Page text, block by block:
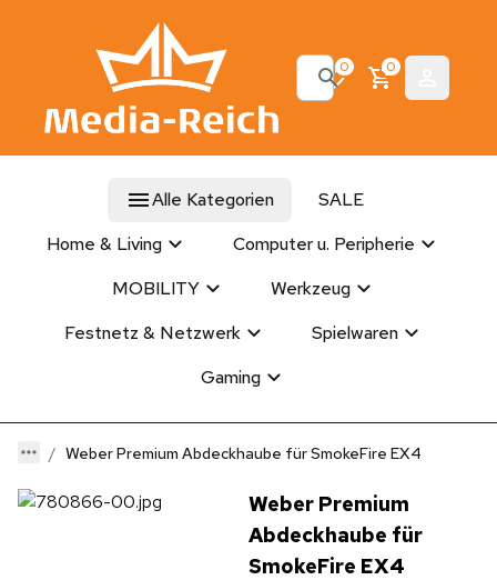
0 0
Alle Kategorien
SALE
Home & Living
Computer u. Peripherie
MOBILITY
Werkzeug
Festnetz & Netzwerk
Spielwaren
Gaming
Weber Premium Abdeckhaube für SmokeFire EX4
Weber Premium
Abdeckhaube für
SmokeFire EX4